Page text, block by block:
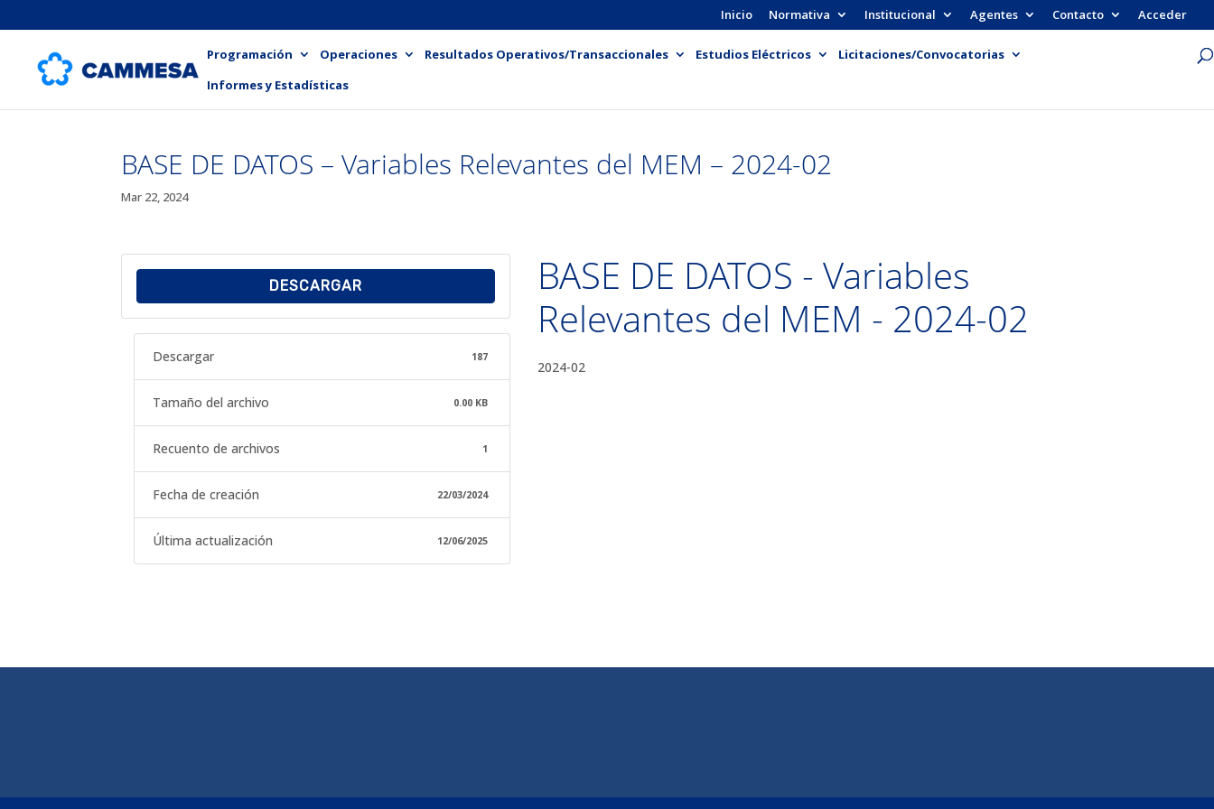
Inicio Normativa Institucional Agentes Contacto Acceder
Programación Operaciones Resultados Operativos/Transaccionales Estudios Eléctricos
Licitaciones/Convocatorias
Informes y Estadísticas
BASE DE DATOS – Variables Relevantes del MEM – 2024-02
Mar 22, 2024
DESCARGAR
Descargar 187
Tamaño del archivo 0.00 KB
Recuento de archivos 1
Fecha de creación 22/03/2024
Última actualización 12/06/2025
BASE DE DATOS - Variables
Relevantes del MEM - 2024-02
2024-02